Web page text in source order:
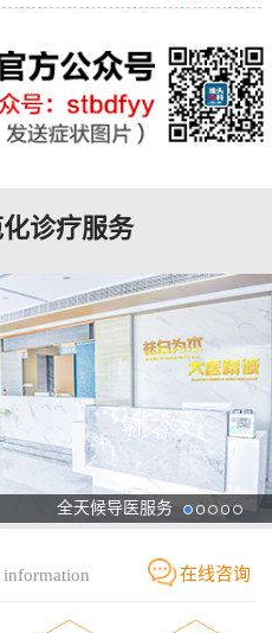
诊疗服务
全天候导医服务
在线咨询